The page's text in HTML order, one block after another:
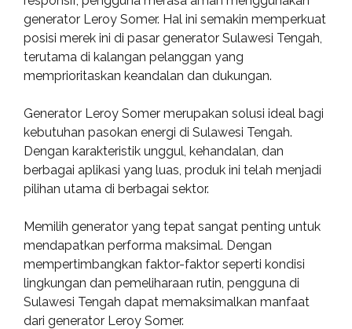
generator Leroy Somer. Hal ini semakin memperkuat
posisi merek ini di pasar generator Sulawesi Tengah,
terutama di kalangan pelanggan yang
memprioritaskan keandalan dan dukungan.
Generator Leroy Somer merupakan solusi ideal bagi
kebutuhan pasokan energi di Sulawesi Tengah.
Dengan karakteristik unggul, kehandalan, dan
berbagai aplikasi yang luas, produk ini telah menjadi
pilihan utama di berbagai sektor.
Memilih generator yang tepat sangat penting untuk
mendapatkan performa maksimal. Dengan
mempertimbangkan faktor-faktor seperti kondisi
lingkungan dan pemeliharaan rutin, pengguna di
Sulawesi Tengah dapat memaksimalkan manfaat
dari generator Leroy Somer.